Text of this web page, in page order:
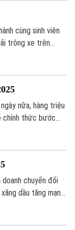
cùng sinh viên
trông xe trên
nữa, hàng triệu
thức bước
chuyển đổi
dầu tăng mạnh,